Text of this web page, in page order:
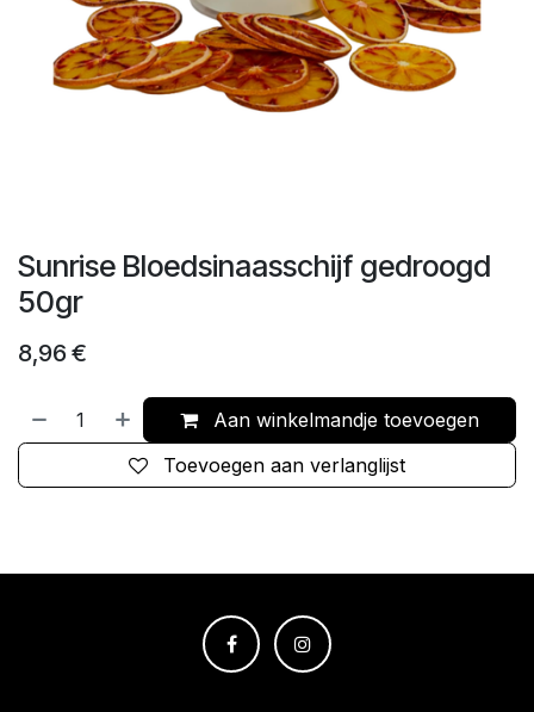
Sunrise Bloedsinaasschijf gedroogd
50gr
8,96 €
Aan winkelmandje toevoegen
Toevoegen aan verlanglijst